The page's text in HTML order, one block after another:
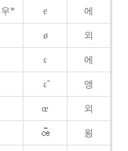
우* e 에
ø 외
ɛ 에
ɛ̃ 앵
œ 외
욍